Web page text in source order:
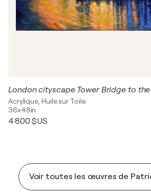
Acrylique, Huile sur Toile
36x48in
4 800 $US
Voir toutes les œuvres de